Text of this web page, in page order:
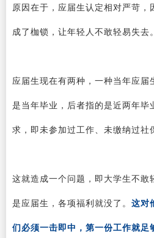
原因在于，应届生认定相对严苛，
成了枷锁，让年轻人不敢轻易失去。
应届生现在有两种，一种当年应届
是当年毕业，后者指的是近两年毕
求，即未参加过工作、未缴纳过社
这就造成一个问题，即大学生不敢
是应届生，各项福利就没了。 这对
们必须一击即中，第一份工作就